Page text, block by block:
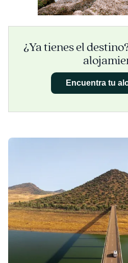
¿Ya tienes el
Encuentra tu